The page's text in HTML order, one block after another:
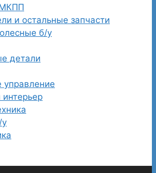
и остальные запчасти
б/у
детали
управление